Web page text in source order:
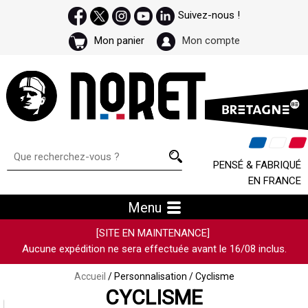
Suivez-nous !
Mon panier Mon compte
PENSÉ & FABRIQUÉ
EN FRANCE
Menu
[SITE EN MAINTENANCE]
Aucune expédition ne sera effectuée avant le 16/08 inclus.
Accueil / Personnalisation / Cyclisme
CYCLISME